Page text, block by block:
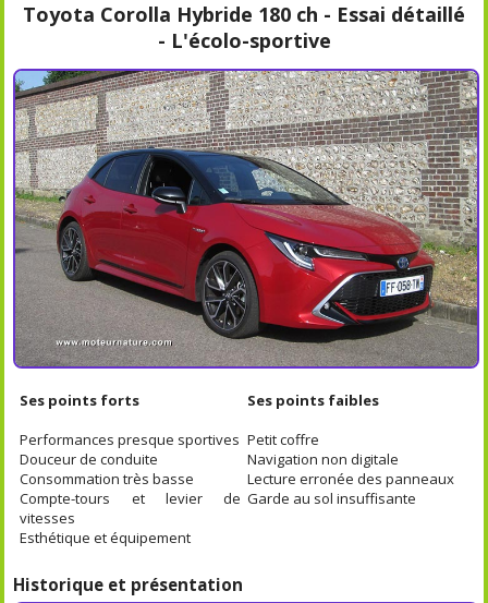
Toyota Corolla Hybride 180 ch - Essai détaillé
- L'écolo-sportive
Ses points forts
Performances presque sportives
Douceur de conduite
Consommation très basse
Compte-tours et levier de
vitesses
Esthétique et équipement
Ses points faibles
Petit coffre
Navigation non digitale
Lecture erronée des panneaux
Garde au sol insuffisante
Historique et présentation